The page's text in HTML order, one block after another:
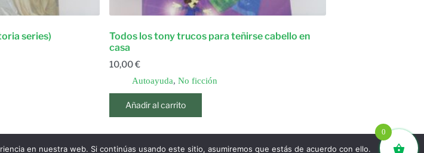
series)
Todos los tony trucos para teñirse cabello en
casa
10,00€
Autoayuda, No ficción
Añadir al carrito
0
en nuestra web. Si continúas usando este sitio, asumiremos que estás de acuerdo con ello.